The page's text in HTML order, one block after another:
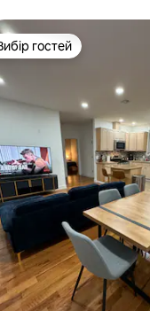
Йорка.
з 5, відгуки: 210
гостей
гостей